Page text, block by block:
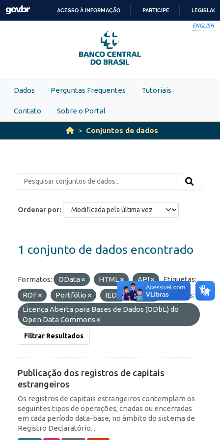
Skip to main content
PARA
O
CONTEÚDO
ACESSO À INFORMAÇÃO PARTICIPE
ENGLISH
Dados Perguntas Frequentes Tutoriais
Contato Sobre o Portal
Conjuntos de dados
Ordenar por
1 conjunto de dados encontrado
Formatos: OData HTML API
Etiquetas:
ROF
Portfólio IED RDE
Licenças:
Licença Aberta para Bases de Dados (ODbL) do
Open Data Commons
Filtrar Resultados
Publicação dos registros de capitais
estrangeiros
Os registros de capitais estrangeiros contemplam os
seguintes tipos de operações, criadas ou encerradas
em cada período data-base, no âmbito do sistema de
Registro Declaratório...